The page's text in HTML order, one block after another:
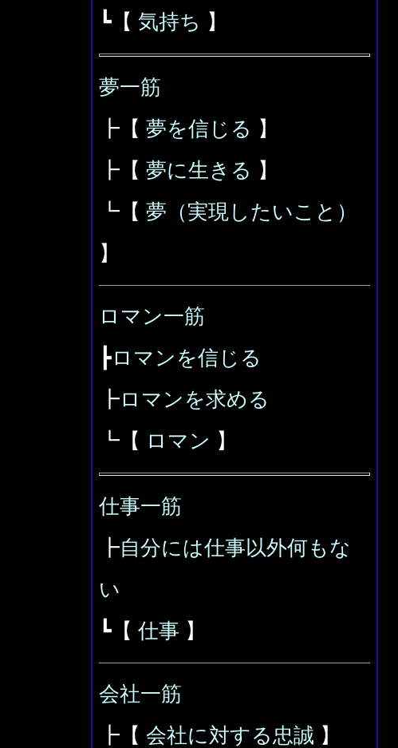
┗【 気持ち 】
夢一筋
┣【 夢を信じる 】
┣【 夢に生きる 】
┗【 夢（実現したいこと）
】
ロマン一筋
┣ロマンを信じる
┣ロマンを求める
┗【 ロマン 】
仕事一筋
┣自分には仕事以外何もな
い
┗【 仕事 】
会社一筋
┣【 会社に対する忠誠 】